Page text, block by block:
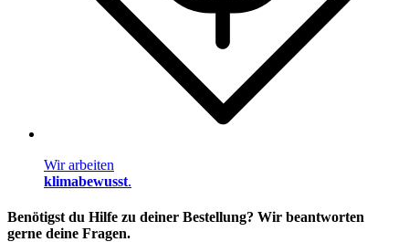
Wir arbeiten
klimabewusst.
Benötigst du Hilfe zu deiner Bestellung? Wir beantworten
gerne deine Fragen.